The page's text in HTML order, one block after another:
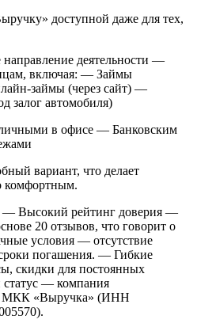
доступной даже для тех,
деятельности —
включая: — Займы
займы (через сайт) —
залог автомобиля)
в офисе — Банковским
вариант, что делает
комфортным.
— Высокий рейтинг доверия —
20 отзывов, что говорит о
условия — отсутствие
погашения. — Гибкие
скидки для постоянных
— компания
МКК «Выручка» (ИНН